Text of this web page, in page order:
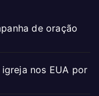
de oração
nos EUA por